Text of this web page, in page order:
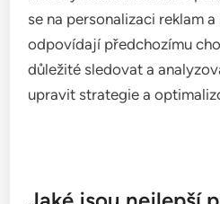
Konverzní poměr
kampaní
Konverzní poměr
ukazuje, jak efektivně